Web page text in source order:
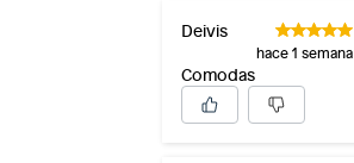
Deivis
hace 1 semana
Comodas